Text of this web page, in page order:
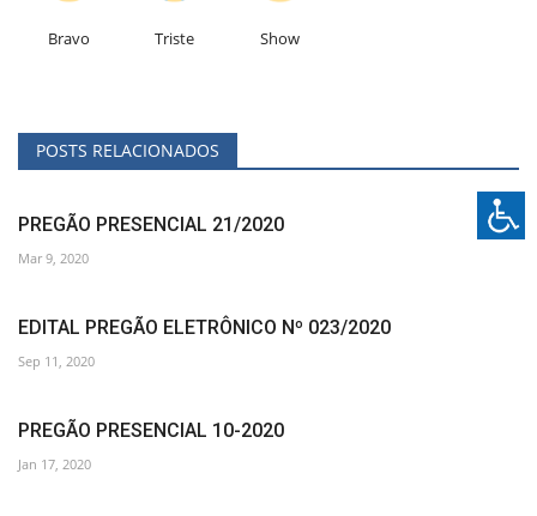
Bravo Triste Show
POSTS RELACIONADOS
PREGÃO PRESENCIAL 21/2020
Mar 9, 2020
EDITAL PREGÃO ELETRÔNICO Nº 023/2020
Sep 11, 2020
PREGÃO PRESENCIAL 10-2020
Jan 17, 2020